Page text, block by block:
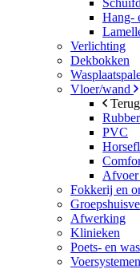
Hang-
Verlichting
Dekbokken
Vloer/wand
Terug
Rubber
PVC
Afvoer
Fokkerij en
Afwerking
Klinieken
Poets- en
Voersystemen